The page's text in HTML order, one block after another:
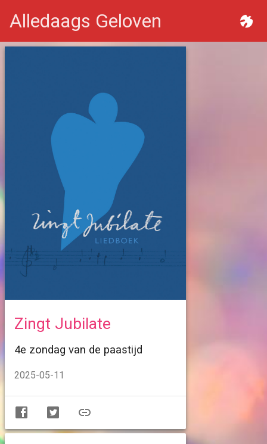
Alledaags Geloven
Zingt Jubilate
4e zondag van de paastijd
2025-05-11